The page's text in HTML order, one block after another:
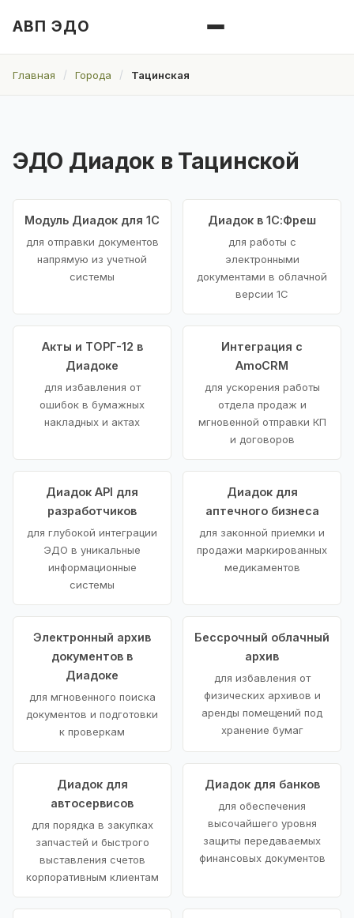
АВП ЭДО
Главная Города Тацинская
ЭДО Диадок в Тацинской
Модуль Диадок для 1С
для отправки документов
напрямую из учетной
системы
Диадок в 1С:Фреш
для работы с
электронными
документами в облачной
версии 1С
Акты и ТОРГ-12 в
Диадоке
для избавления от
ошибок в бумажных
накладных и актах
Интеграция с
AmoCRM
для ускорения работы
отдела продаж и
мгновенной отправки КП
и договоров
Диадок API для
разработчиков
для глубокой интеграции
ЭДО в уникальные
информационные
системы
Диадок для
аптечного бизнеса
для законной приемки и
продажи маркированных
медикаментов
Электронный архив
документов в
Диадоке
для мгновенного поиска
документов и подготовки
к проверкам
Бессрочный облачный
архив
для избавления от
физических архивов и
аренды помещений под
хранение бумаг
Диадок для
автосервисов
для порядка в закупках
запчастей и быстрого
выставления счетов
корпоративным клиентам
Диадок для банков
для обеспечения
высочайшего уровня
защиты передаваемых
финансовых документов